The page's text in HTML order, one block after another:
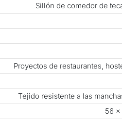
Sillón de comedor de
Proyectos de restaurantes,
Tejido resistente a las
56